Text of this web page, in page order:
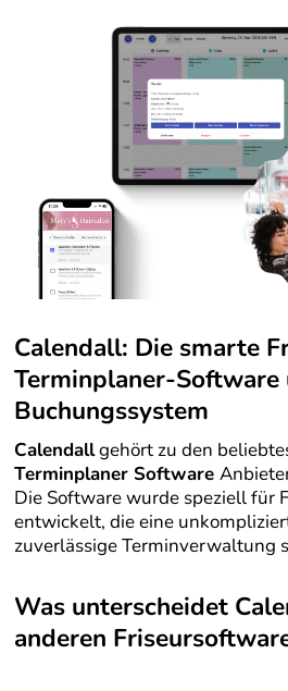
Calendall: Die smarte
Terminplaner-Software
Buchungssystem
Calendallgehört zu den
Terminplaner Software
Die Software wurde speziell für
entwickelt, die eine
zuverlässige Terminverwaltung
Was unterscheidet
anderen